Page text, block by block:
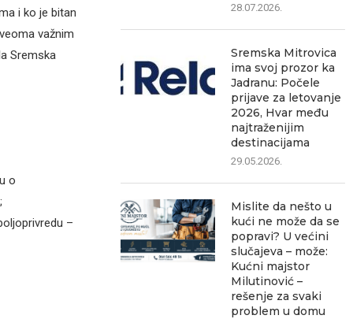
i ko je bitan
važnim
Sremska
o
–
28.07.2026.
Sremska Mitrovica
ima svoj prozor ka
Jadranu: Počele
prijave za letovanje
2026, Hvar među
najtraženijim
destinacijama
29.05.2026.
Mislite da nešto u
kući ne može da se
popravi? U većini
slučajeva – može:
Kućni majstor
Milutinović –
rešenje za svaki
problem u domu